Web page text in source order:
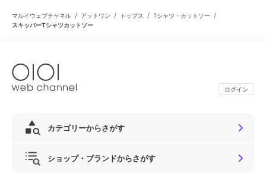
マルイウェブチャネル / アットワン / トップス / Tシャツ・カットソー /
スキッパーTシャツカットソー
ログイン
カテゴリーからさがす
ショップ・ブランドからさがす